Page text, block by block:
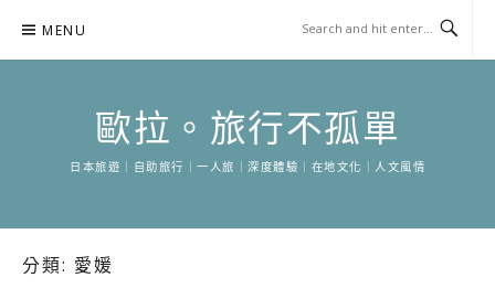
content
MENU
歐拉。旅行不孤單
日本旅遊｜自助旅行｜一人旅｜深度體驗｜在地文化｜人文風情
分類: 愛媛